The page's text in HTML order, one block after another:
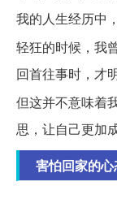
我的人生经历中
轻狂的时候，我
回首往事时，才
但这并不意味着
思，让自己更加
害怕回家的心